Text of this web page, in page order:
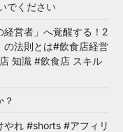
でください
経営者」へ覚醒する！2
の法則とは#飲食店経営
知識 #飲食店 スキル
？
やれ #shorts #アフィリ